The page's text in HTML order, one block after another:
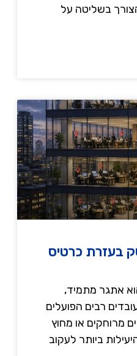
בשליטה על
בעזרת כרטיס
אתגר מתמיד,
רבים הפועלים
מרוחקים או מחוץ
ביותר לעקוב